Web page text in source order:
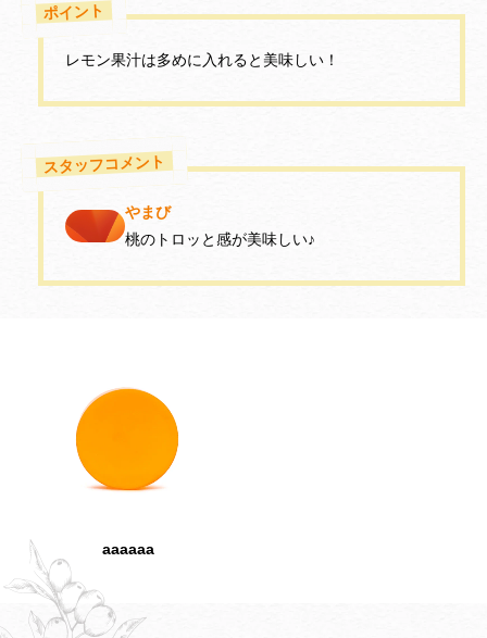
ポイント
レモン果汁は多めに入れると美味しい！
スタッフコメント
やまび
桃のトロッと感が美味しい♪
aaaaaa